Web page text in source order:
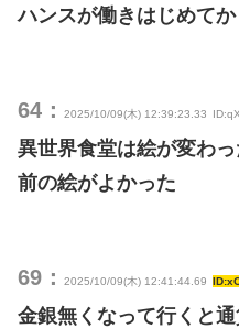
ハンスが働きはじめて
64： 2025/10/09(木) 12:39:23.33
異世界食堂は絵が変わ
前の絵がよかった
69： 2025/10/09(木) 12:41:44.69
金銀無くなって行くと